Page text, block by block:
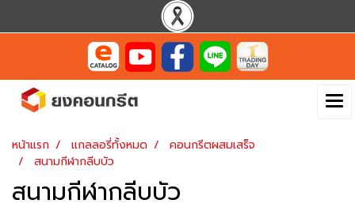
หน้าแรก แกลลอรี่ทั้งหมด
คอนกรีตผสมเสร็จ
สนามกีฬากลีบบัว
สนามกีฬากลีบบัว